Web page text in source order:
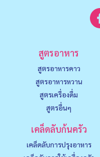
สูตรอาหาร
สูตรอาหารคาว
สูตรอาหารหวาน
สูตรเครื่องดื่ม
สูตรอื่นๆ
เคล็ดลับก้นครัว
เคล็ดลับการปรุงอาหาร